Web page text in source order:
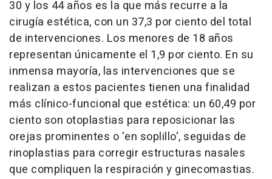
30 y los 44 años es la que más recurre a la
cirugía estética, con un 37,3 por ciento del total
de intervenciones. Los menores de 18 años
representan únicamente el 1,9 por ciento. En su
inmensa mayoría, las intervenciones que se
realizan a estos pacientes tienen una finalidad
más clínico-funcional que estética: un 60,49 por
ciento son otoplastias para reposicionar las
orejas prominentes o 'en soplillo', seguidas de
rinoplastias para corregir estructuras nasales
que compliquen la respiración y ginecomastias.